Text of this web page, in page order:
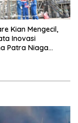
Kian Mengecil,
Inovasi
Patra Niaga